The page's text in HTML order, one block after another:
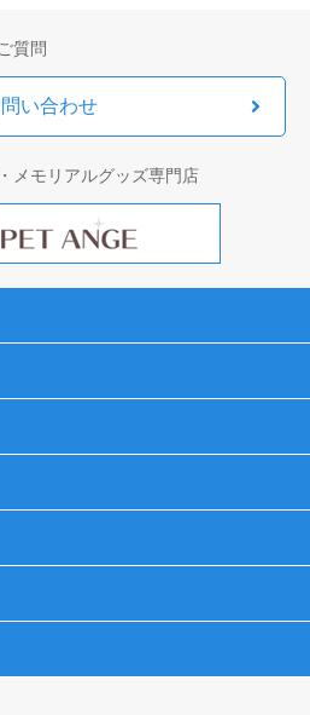
質問
い合わせ
メモリアルグッズ専門店